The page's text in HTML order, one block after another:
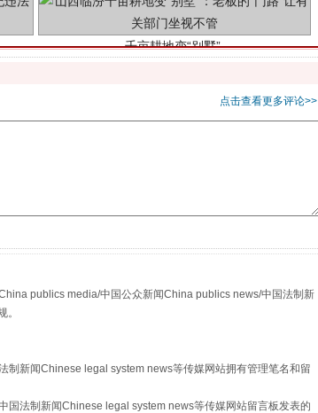
习近平的“航天情”
点击查看更多评论>>
publics media/中国公众新闻China publics news/中国法制新
新闻Chinese legal system news等传媒网站拥有管理笔名和留
法制新闻Chinese legal system news等传媒网站留言板发表的